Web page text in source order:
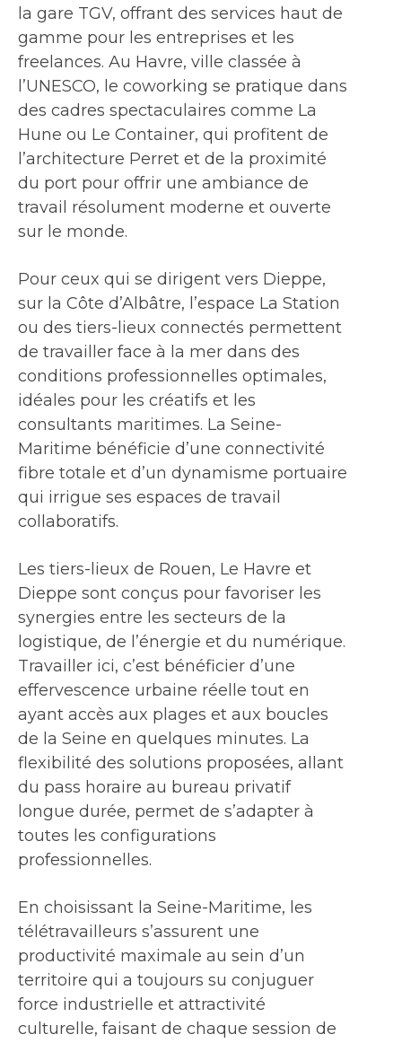
la gare TGV, offrant des services haut de
gamme pour les entreprises et les
freelances. Au Havre, ville classée à
l’UNESCO, le coworking se pratique dans
des cadres spectaculaires comme La
Hune ou Le Container, qui profitent de
l’architecture Perret et de la proximité
du port pour offrir une ambiance de
travail résolument moderne et ouverte
sur le monde.
Pour ceux qui se dirigent vers Dieppe,
sur la Côte d’Albâtre, l’espace La Station
ou des tiers-lieux connectés permettent
de travailler face à la mer dans des
conditions professionnelles optimales,
idéales pour les créatifs et les
consultants maritimes. La Seine-
Maritime bénéficie d’une connectivité
fibre totale et d’un dynamisme portuaire
qui irrigue ses espaces de travail
collaboratifs.
Les tiers-lieux de Rouen, Le Havre et
Dieppe sont conçus pour favoriser les
synergies entre les secteurs de la
logistique, de l’énergie et du numérique.
Travailler ici, c’est bénéficier d’une
effervescence urbaine réelle tout en
ayant accès aux plages et aux boucles
de la Seine en quelques minutes. La
flexibilité des solutions proposées, allant
du pass horaire au bureau privatif
longue durée, permet de s’adapter à
toutes les configurations
professionnelles.
En choisissant la Seine-Maritime, les
télétravailleurs s’assurent une
productivité maximale au sein d’un
territoire qui a toujours su conjuguer
force industrielle et attractivité
culturelle, faisant de chaque session de